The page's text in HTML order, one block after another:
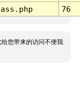
76
您带来的访问不便我